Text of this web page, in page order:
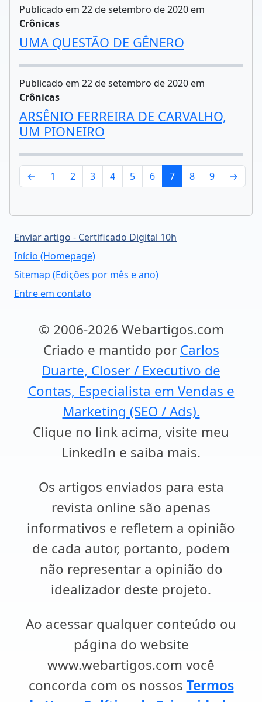
Publicado em 22 de setembro de 2020 em
Crônicas
UMA QUESTÃO DE GÊNERO
Publicado em 22 de setembro de 2020 em
Crônicas
ARSÊNIO FERREIRA DE CARVALHO,
UM PIONEIRO
← 1 2 3 4 5 6 7 8 9 →
Enviar artigo - Certificado Digital 10h
Início (Homepage)
Sitemap (Edições por mês e ano)
Entre em contato
© 2006-2026 Webartigos.com
Criado e mantido por Carlos
Duarte, Closer / Executivo de
Contas, Especialista em Vendas e
Marketing (SEO / Ads).
Clique no link acima, visite meu
LinkedIn e saiba mais.
Os artigos enviados para esta
revista online são apenas
informativos e refletem a opinião
de cada autor, portanto, podem
não representar a opinião do
idealizador deste projeto.
Ao acessar qualquer conteúdo ou
página do website
www.webartigos.com você
concorda com os nossos Termos